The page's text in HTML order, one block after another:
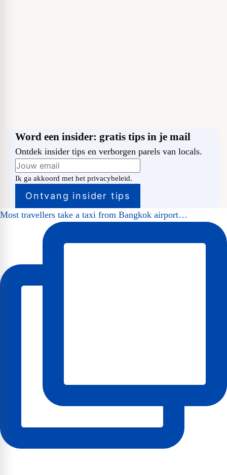
Word een insider: gratis tips in je mail
Ontdek insider tips en verborgen parels van locals.
Ik ga akkoord met het privacybeleid.
Most travellers take a taxi from Bangkok airport…